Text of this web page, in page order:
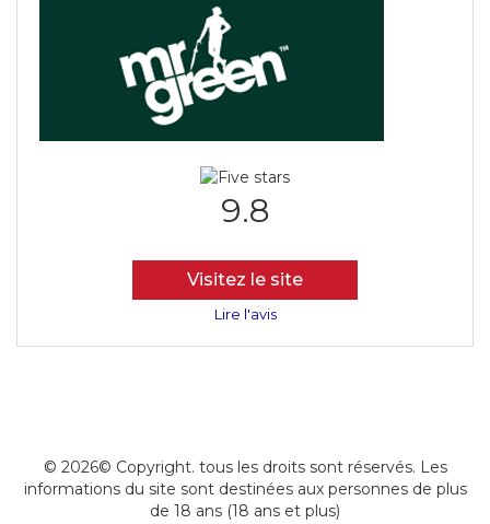
9.8
Visitez le site
Lire l'avis
© 2026© Copyright. tous les droits sont réservés. Les
informations du site sont destinées aux personnes de plus
de 18 ans (18 ans et plus)